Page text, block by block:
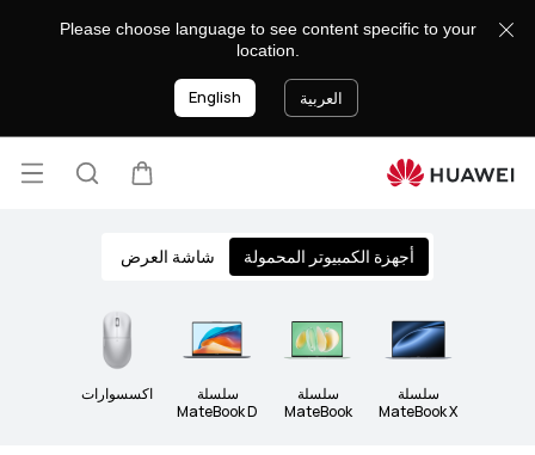
الكمبيوتر
Please choose language to see content specific to your
location.
العربية English
فتح
أجهزة الكمبيوتر المحمولة شاشة العرض
سلسلة
MateBook X
سلسلة
MateBook
سلسلة
MateBook D
اكسسوارات